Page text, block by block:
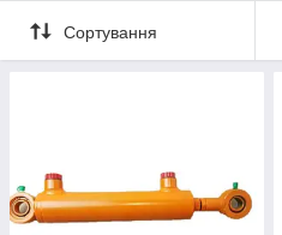
Сортування